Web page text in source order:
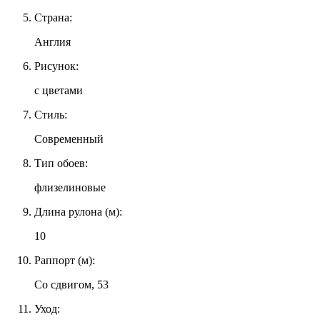
Страна:
Англия
Рисунок:
с цветами
Стиль:
Современный
Тип обоев:
флизелиновые
Длина рулона (м):
10
Раппорт (м):
Со сдвигом, 53
Уход: